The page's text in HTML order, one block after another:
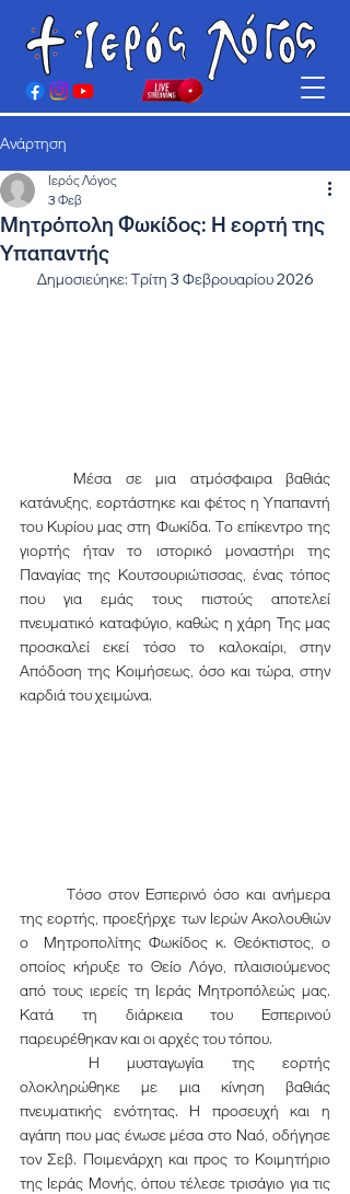
Ανάρτηση
Μητρόπολη Φωκίδος: Η εορτή της
Υπαπαντής
Ιερός Λόγος
3 Φεβ
Δημοσιεύηκε: Τρίτη 3 Φεβρουαρίου 2026
κατάνυξης, εορτάστηκε και φέτος η Υπαπαντή
του Κυρίου μας στη Φωκίδα. Το επίκεντρο της
γιορτής ήταν το ιστορικό μοναστήρι της
Παναγίας της Κουτσουριώτισσας, ένας τόπος
που για εμάς τους πιστούς αποτελεί
πνευματικό καταφύγιο, καθώς η χάρη Της μας
προσκαλεί εκεί τόσο το καλοκαίρι, στην
Απόδοση της Κοιμήσεως, όσο και τώρα, στην
καρδιά του χειμώνα.
της εορτής, προεξήρχε των Ιερών Ακολουθιών
ο  Μητροπολίτης Φωκίδος κ. Θεόκτιστος, ο
οποίος κήρυξε το Θείο Λόγο, πλαισιούμενος
από τους ιερείς τη Ιεράς Μητροπόλεώς μας.
Κατά τη διάρκεια του Εσπερινού
παρευρέθηκαν και οι αρχές του τόπου.
ολοκληρώθηκε με μια κίνηση βαθιάς
πνευματικής ενότητας. Η προσευχή και η
αγάπη που μας ένωσε μέσα στο Ναό, οδήγησε
τον Σεβ. Ποιμενάρχη και προς το Κοιμητήριο
της Ιεράς Μονής, όπου τέλεσε τρισάγιο για τις